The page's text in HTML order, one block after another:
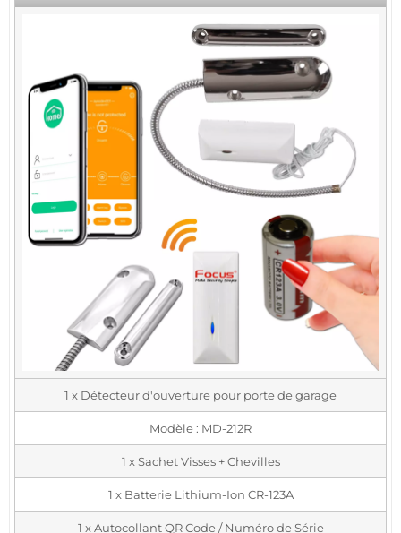
1 x Détecteur d'ouverture pour porte de garage
Modèle : MD-212R
1 x Sachet Visses + Chevilles
1 x Batterie Lithium-Ion CR-123A
1 x Autocollant QR Code / Numéro de Série